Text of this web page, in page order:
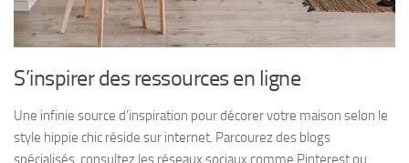
S’inspirer des ressources en ligne
Une infinie source d’inspiration pour décorer votre maison selon le
style hippie chic réside sur internet. Parcourez des blogs